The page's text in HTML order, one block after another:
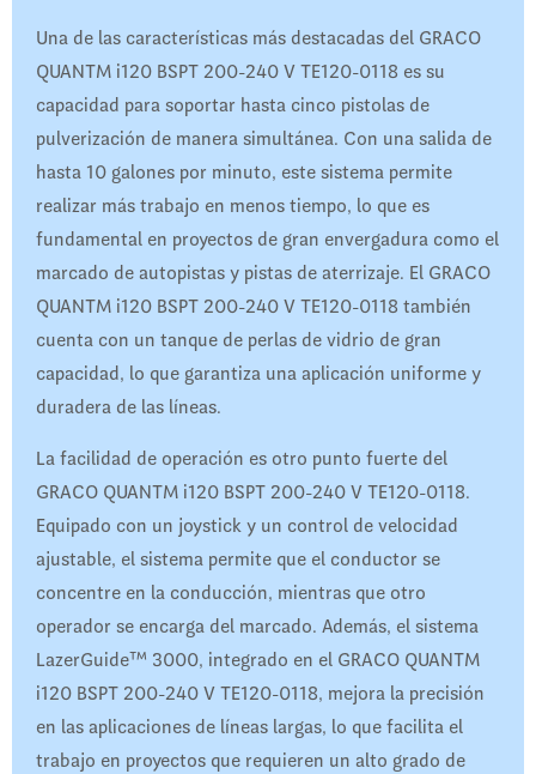
Una de las características más destacadas del GRACO
QUANTM i120 BSPT 200-240 V TE120-0118 es su
capacidad para soportar hasta cinco pistolas de
pulverización de manera simultánea. Con una salida de
hasta 10 galones por minuto, este sistema permite
realizar más trabajo en menos tiempo, lo que es
fundamental en proyectos de gran envergadura como el
marcado de autopistas y pistas de aterrizaje. El GRACO
QUANTM i120 BSPT 200-240 V TE120-0118 también
cuenta con un tanque de perlas de vidrio de gran
capacidad, lo que garantiza una aplicación uniforme y
duradera de las líneas.
La facilidad de operación es otro punto fuerte del
GRACO QUANTM i120 BSPT 200-240 V TE120-0118.
Equipado con un joystick y un control de velocidad
ajustable, el sistema permite que el conductor se
concentre en la conducción, mientras que otro
operador se encarga del marcado. Además, el sistema
LazerGuide™ 3000, integrado en el GRACO QUANTM
i120 BSPT 200-240 V TE120-0118, mejora la precisión
en las aplicaciones de líneas largas, lo que facilita el
trabajo en proyectos que requieren un alto grado de